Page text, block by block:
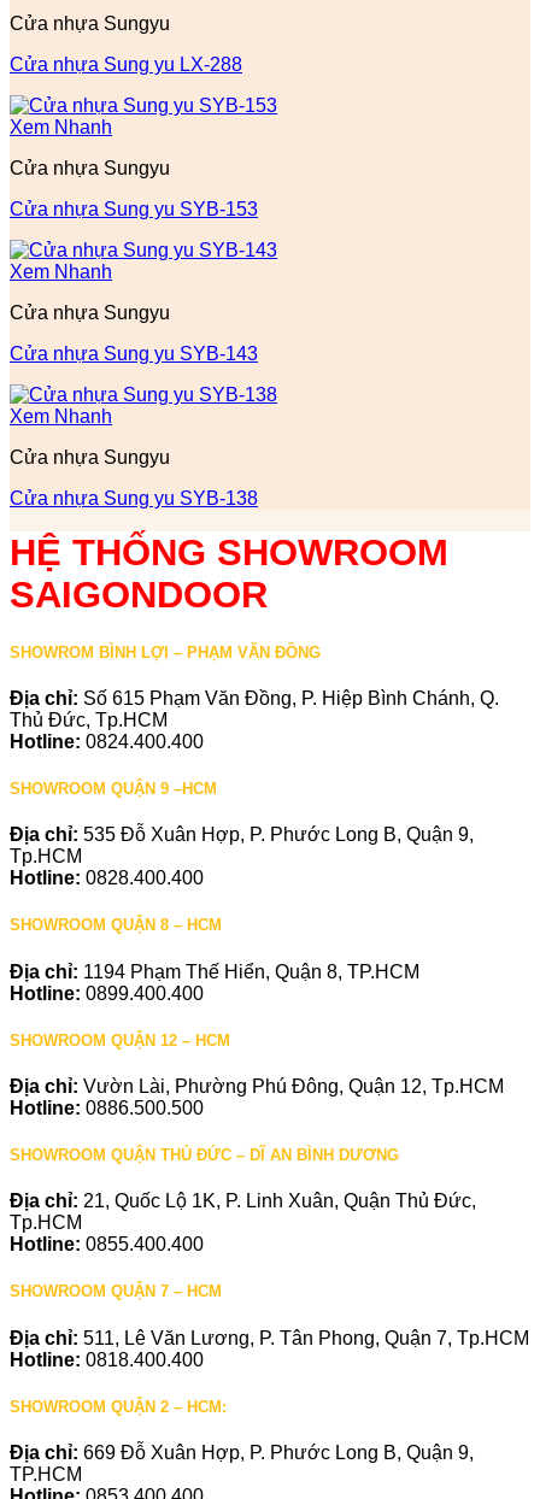
Cửa nhựa Sungyu
Cửa nhựa Sung yu LX-288
Xem Nhanh
Cửa nhựa Sungyu
Cửa nhựa Sung yu SYB-153
Xem Nhanh
Cửa nhựa Sungyu
Cửa nhựa Sung yu SYB-143
Xem Nhanh
Cửa nhựa Sungyu
Cửa nhựa Sung yu SYB-138
HỆ THỐNG SHOWROOM
SAIGONDOOR
SHOWROM BÌNH LỢI – PHẠM VĂN ĐỒNG
Địa chỉ: Số 615 Phạm Văn Đồng, P. Hiệp Bình Chánh, Q.
Thủ Đức, Tp.HCM
Hotline: 0824.400.400
SHOWROOM QUẬN 9 –HCM
Địa chỉ: 535 Đỗ Xuân Hợp, P. Phước Long B, Quận 9,
Tp.HCM
Hotline: 0828.400.400
SHOWROOM QUẬN 8 – HCM
Địa chỉ: 1194 Phạm Thế Hiển, Quận 8, TP.HCM
Hotline: 0899.400.400
SHOWROOM QUẬN 12 – HCM
Địa chỉ: Vườn Lài, Phường Phú Đông, Quận 12, Tp.HCM
Hotline: 0886.500.500
SHOWROOM QUẬN THỦ ĐỨC – DĨ AN BÌNH DƯƠNG
Địa chỉ: 21, Quốc Lộ 1K, P. Linh Xuân, Quận Thủ Đức,
Tp.HCM
Hotline: 0855.400.400
SHOWROOM QUẬN 7 – HCM
Địa chỉ: 511, Lê Văn Lương, P. Tân Phong, Quận 7, Tp.HCM
Hotline: 0818.400.400
SHOWROOM QUẬN 2 – HCM:
Địa chỉ: 669 Đỗ Xuân Hợp, P. Phước Long B, Quận 9,
TP.HCM